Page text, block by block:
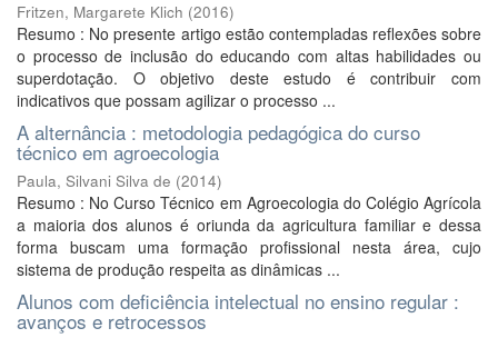
Fritzen, Margarete Klich (2016)
Resumo : No presente artigo estão contempladas reflexões sobre
o processo de inclusão do educando com altas habilidades ou
superdotação. O objetivo deste estudo é contribuir com
indicativos que possam agilizar o processo ...
A alternância : metodologia pedagógica do curso
técnico em agroecologia
Paula, Silvani Silva de (2014)
Resumo : No Curso Técnico em Agroecologia do Colégio Agrícola
a maioria dos alunos é oriunda da agricultura familiar e dessa
forma buscam uma formação profissional nesta área, cujo
sistema de produção respeita as dinâmicas ...
Alunos com deficiência intelectual no ensino regular :
avanços e retrocessos